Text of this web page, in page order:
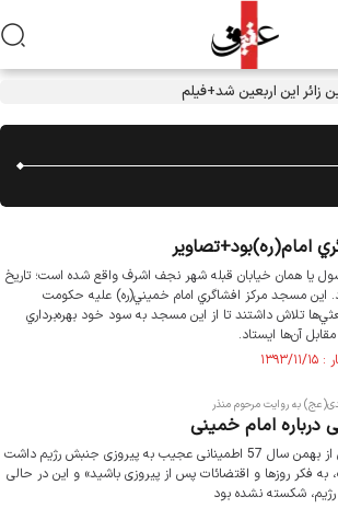
زائر این اربعین شد+فیلم
امام(ره)بود+تصاوير
يا همان خيابان قبله شهر نجف اشرف واقع شده است؛ تاريخ
اين مسجد مركز افشاگري امام خميني(ره) عليه حكومت
تلاش داشتند تا از اين مسجد به سود خود بهره‌برداري
آن‌ها ايستاد.
به روایت مرحوم منذر
درباره امام خمینی
رهبر فقید انقلاب، ماه‌­ها پیش از بهمن سال 57 اطمینانی عجیب به پیروزی جنبش رژیم داشت
به فکر روزها و اقتضائات پس از پیروزی باشید» و این در حالی
شکسته نشده بود